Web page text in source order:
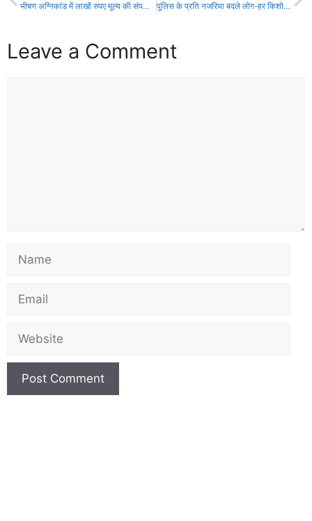
भीषण अग्निकांड में लाखों रुपए मूल्य की संपत्ति जलकर स्वाहा! पुलिस के प्रति नजरिया बदले लोग-हर किशोर राय (एसपी)
Leave a Comment